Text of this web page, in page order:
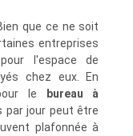
que ce ne soit
entreprises
l'espace de
chez eux. En
le bureau à
par jour peut être
plafonnée à